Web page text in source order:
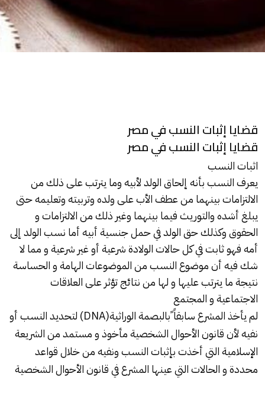
قضايا إثبات النسب في مصر
قضايا إثبات النسب في مصر
اثبات النسب
يعرف النسب بأنه إلحاق الولد لأبيه وما يترتب على ذلك من
الالتزامات بينهما من عطف الأب على ولده وتربيته وتعليمه حتى
يبلغ أشده والتوريث فيما بينهما وغير ذلك من الالتزامات و
الحقوق وكذلك حق الولد في حمل جنسية أبيه أما نسب الولد إلى
أمه فهو ثابت في كل حالات الولادة شرعية أو غير شرعية و مما لا
شك فيه أن موضوع النسب من الموضوعات الهامة و الحساسة
نتيجة ما يترتب عليها و لها من نتائج تؤثر على العلاقات
الاجتماعية و المجتمع
لم يأخذ المشرع سابقاً ًبالبصمة الوراثية(DNA) لتحديد النسب أو
نفيه لأن قانون الأحوال الشخصية مأخوذ و مستمد من الشريعة
الإسلامية التي أخذت بإثبات النسب ونفيه من خلال قواعد
محددة و الحالات التي عينها المشرع في قانون الأحوال الشخصية